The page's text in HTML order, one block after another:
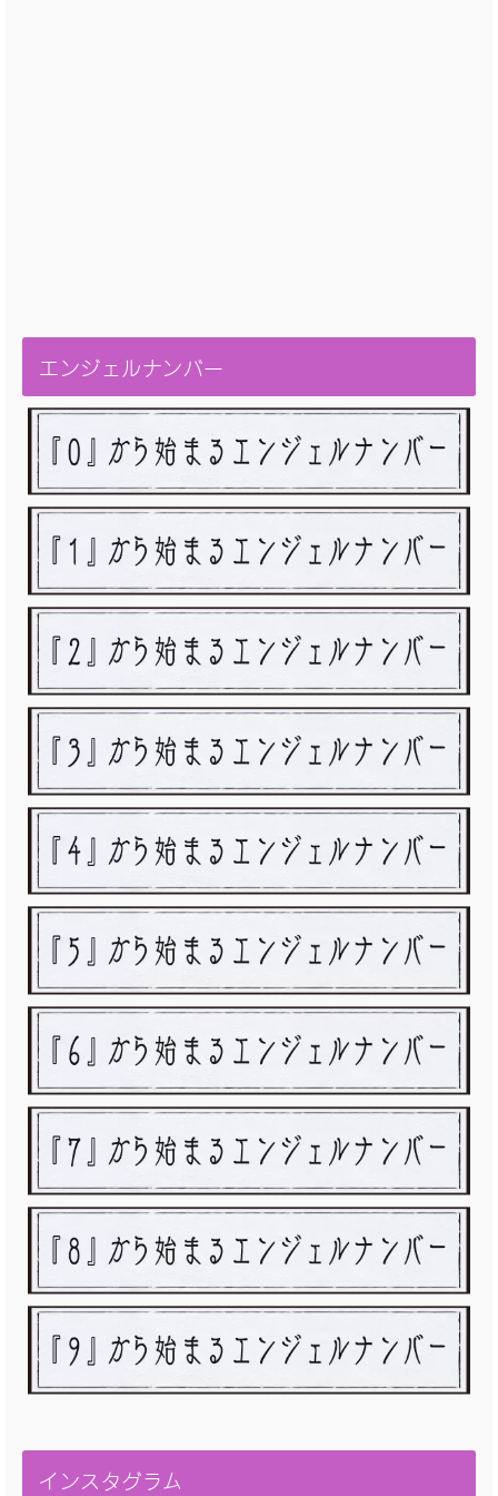
エンジェルナンバー
インスタグラム